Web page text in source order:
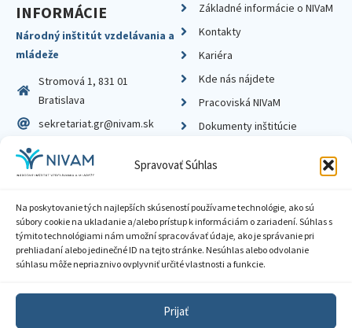
Spravovať Súhlas
Na poskytovanie tých najlepších skúseností používame technológie, ako sú
súbory cookie na ukladanie a/alebo prístup k informáciám o zariadení. Súhlas s
týmito technológiami nám umožní spracovávať údaje, ako je správanie pri
prehliadaní alebo jedinečné ID na tejto stránke. Nesúhlas alebo odvolanie
súhlasu môže nepriaznivo ovplyvniť určité vlastnosti a funkcie.
Prijať
INFORMÁCIE
Národný inštitút vzdelávania a
mládeže
Stromová 1, 831 01
Bratislava
sekretariat.gr@nivam.sk
IČO: 00164348
DIČ: 2020798714
Základné informácie o NIVaM
Kontakty
Kariéra
Kde nás nájdete
Pracoviská NIVaM
Dokumenty inštitúcie
Zásady ochrany súkromia
Sprístupnenie informácií